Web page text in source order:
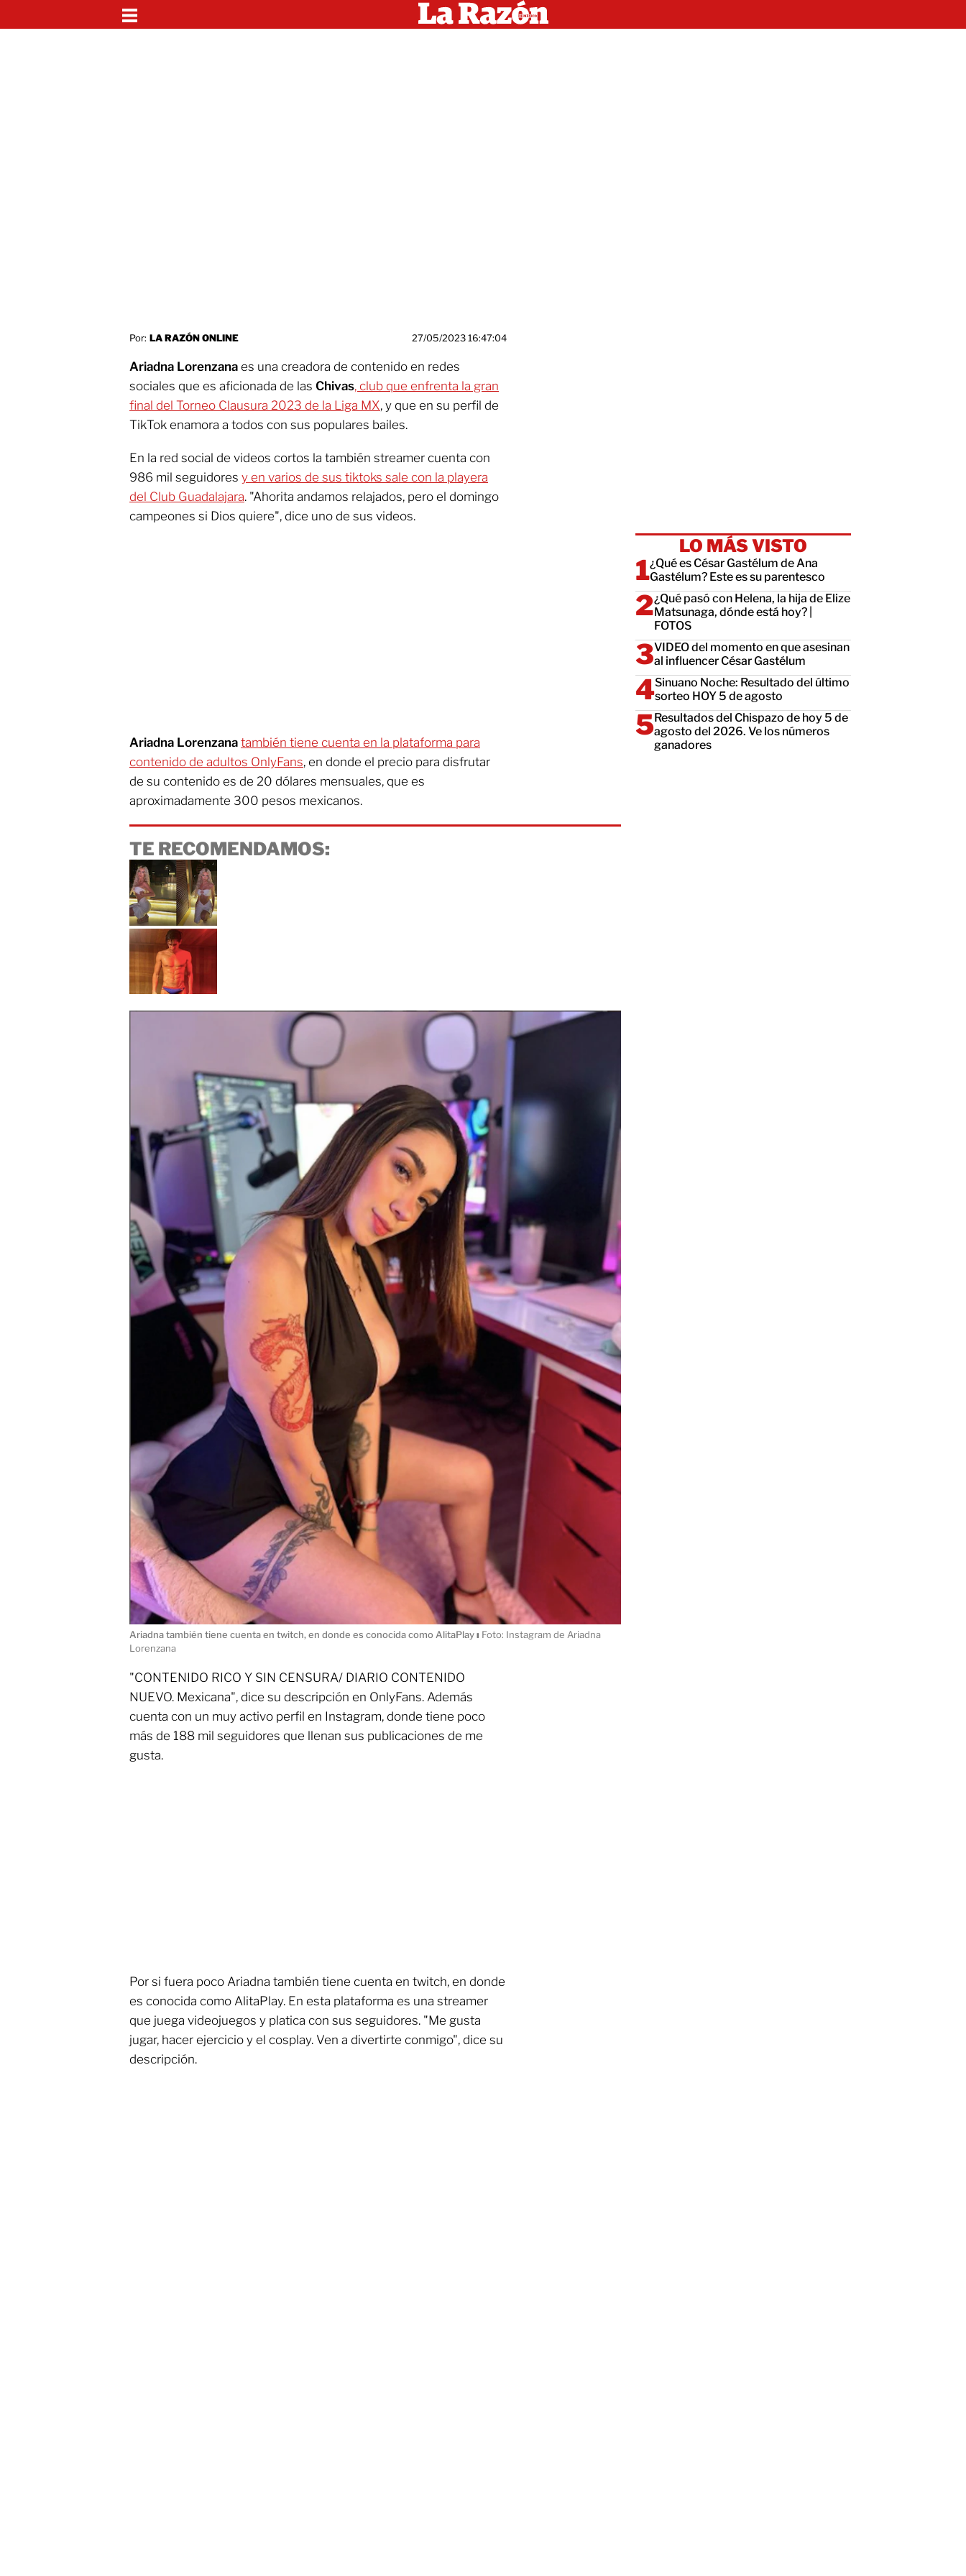
Por: LA RAZÓN ONLINE 27/05/2023 16:47:04
Ariadna Lorenzana es una creadora de contenido en redes
sociales que es aficionada de las Chivas, club que enfrenta la gran
final del Torneo Clausura 2023 de la Liga MX, y que en su perfil de
TikTok enamora a todos con sus populares bailes.
En la red social de videos cortos la también streamer cuenta con
986 mil seguidores y en varios de sus tiktoks sale con la playera
del Club Guadalajara. "Ahorita andamos relajados, pero el domingo
campeones si Dios quiere", dice uno de sus videos.
Ariadna Lorenzana también tiene cuenta en la plataforma para
contenido de adultos OnlyFans, en donde el precio para disfrutar
de su contenido es de 20 dólares mensuales, que es
aproximadamente 300 pesos mexicanos.
TE RECOMENDAMOS:
Ariadna también tiene cuenta en twitch, en donde es conocida como AlitaPlayı Foto: Instagram de Ariadna
Lorenzana
"CONTENIDO RICO Y SIN CENSURA/ DIARIO CONTENIDO
NUEVO. Mexicana", dice su descripción en OnlyFans. Además
cuenta con un muy activo perfil en Instagram, donde tiene poco
más de 188 mil seguidores que llenan sus publicaciones de me
gusta.
Por si fuera poco Ariadna también tiene cuenta en twitch, en donde
es conocida como AlitaPlay. En esta plataforma es una streamer
que juega videojuegos y platica con sus seguidores. "Me gusta
jugar, hacer ejercicio y el cosplay. Ven a divertirte conmigo", dice su
descripción.
LO MÁS VISTO
¿Qué es César Gastélum de Ana
Gastélum? Este es su parentesco
¿Qué pasó con Helena, la hija de Elize
Matsunaga, dónde está hoy? |
FOTOS
VIDEO del momento en que asesinan
al influencer César Gastélum
Sinuano Noche: Resultado del último
sorteo HOY 5 de agosto
Resultados del Chispazo de hoy 5 de
agosto del 2026. Ve los números
ganadores